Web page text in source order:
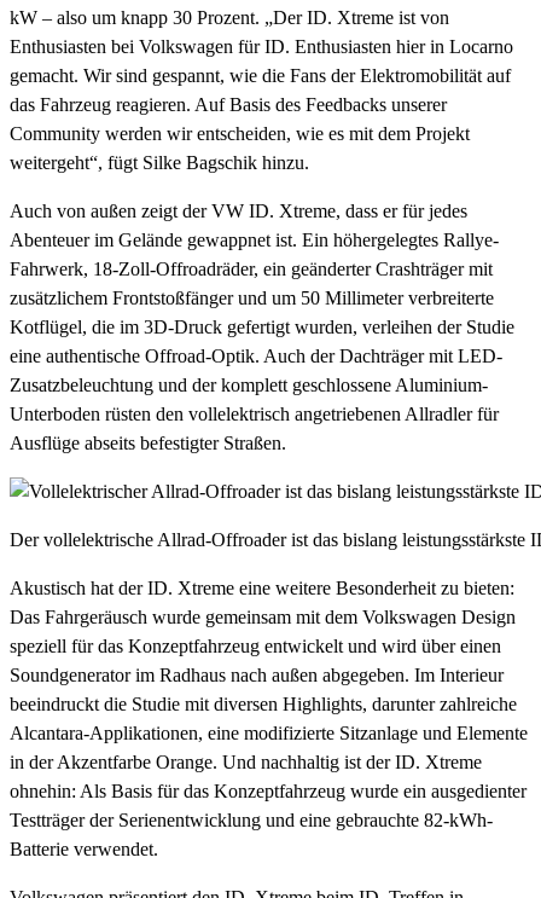
kW – also um knapp 30 Prozent. „Der ID. Xtreme ist von
Enthusiasten bei Volkswagen für ID. Enthusiasten hier in Locarno
gemacht. Wir sind gespannt, wie die Fans der Elektromobilität auf
das Fahrzeug reagieren. Auf Basis des Feedbacks unserer
Community werden wir entscheiden, wie es mit dem Projekt
weitergeht“, fügt Silke Bagschik hinzu.
Auch von außen zeigt der VW ID. Xtreme, dass er für jedes
Abenteuer im Gelände gewappnet ist. Ein höhergelegtes Rallye-
Fahrwerk, 18-Zoll-Offroadräder, ein geänderter Crashträger mit
zusätzlichem Frontstoßfänger und um 50 Millimeter verbreiterte
Kotflügel, die im 3D-Druck gefertigt wurden, verleihen der Studie
eine authentische Offroad-Optik. Auch der Dachträger mit LED-
Zusatzbeleuchtung und der komplett geschlossene Aluminium-
Unterboden rüsten den vollelektrisch angetriebenen Allradler für
Ausflüge abseits befestigter Straßen.
Der vollelektrische Allrad-Offroader ist das bislang
Akustisch hat der ID. Xtreme eine weitere Besonderheit zu bieten:
Das Fahrgeräusch wurde gemeinsam mit dem Volkswagen Design
speziell für das Konzeptfahrzeug entwickelt und wird über einen
Soundgenerator im Radhaus nach außen abgegeben. Im Interieur
beeindruckt die Studie mit diversen Highlights, darunter zahlreiche
Alcantara-Applikationen, eine modifizierte Sitzanlage und Elemente
in der Akzentfarbe Orange. Und nachhaltig ist der ID. Xtreme
ohnehin: Als Basis für das Konzeptfahrzeug wurde ein ausgedienter
Testträger der Serienentwicklung und eine gebrauchte 82-kWh-
Batterie verwendet.